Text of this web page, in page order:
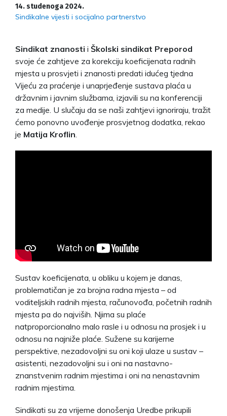
14. studenoga 2024.
Sindikalne vijesti i socijalno partnerstvo
Sindikat znanosti i Školski sindikat Preporod
svoje će zahtjeve za korekciju koeficijenata radnih
mjesta u prosvjeti i znanosti predati idućeg tjedna
Vijeću za praćenje i unaprjeđenje sustava plaća u
državnim i javnim službama, izjavili su na konferenciji
za medije. U slučaju da se naši zahtjevi ignoriraju, tražit
ćemo ponovno uvođenje prosvjetnog dodatka, rekao
je Matija Kroflin
Sustav koeficijenata, u obliku u kojem je danas,
problematičan je za brojna radna mjesta – od
voditeljskih radnih mjesta, računovođa, početnih radnih
mjesta pa do najviših. Njima su plaće
natproporcionalno malo rasle i u odnosu na prosjek i u
odnosu na najniže plaće. Sužene su karijerne
perspektive, nezadovoljni su oni koji ulaze u sustav –
asistenti, nezadovoljni su i oni na nastavno-
znanstvenim radnim mjestima i oni na nenastavnim
radnim mjestima.
Sindikati su za vrijeme donošenja Uredbe prikupili